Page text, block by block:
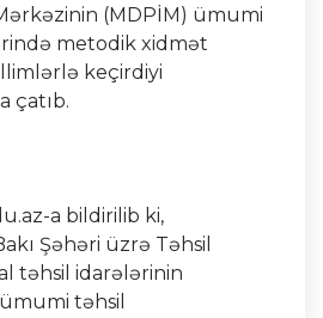
(MDPİM) ümumi
metodik xidmət
keçirdiyi
çatıb.
a bildirilib ki,
Şəhəri üzrə Təhsil
təhsil idarələrinin
təhsil